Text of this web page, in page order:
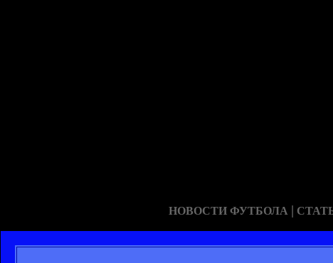
НОВОСТИ ФУТБОЛА |